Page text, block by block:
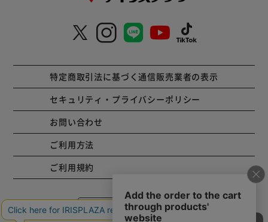
特定商取引法に基づく通信販売業者の表示
セキュリティ・プライバシーポリシー
お問い合わせ
ご利用方法
ご利用規約
コーポレートサイト